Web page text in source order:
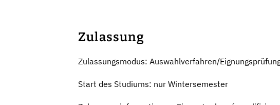
Zulassung
Zulassungsmodus: Auswahlverfahren/
Start des Studiums: nur Wintersemester